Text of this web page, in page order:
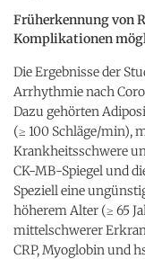
Früherkennung von
Komplikationen
Die Ergebnisse der
Arrhythmie nach
Dazu gehörten
(≥ 100 Schläge/min),
Krankheitsschwere
CK-MB-Spiegel und
Speziell eine
höherem Alter (≥ 65
mittelschwerer
CRP, Myoglobin und